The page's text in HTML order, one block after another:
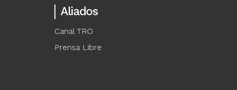
Aliados
Canal TRO
Prensa Libre